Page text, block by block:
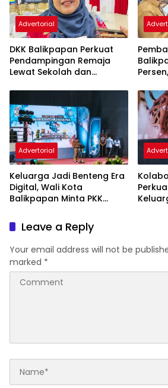
Advertorial
DKK Balikpapan Perkuat
Pendampingan Remaja
Lewat Sekolah dan
Advertorial
Keluarga Jadi Benteng Era
Digital, Wali Kota
Balikpapan Minta PKK
Karakter Generasi Muda
Leave a Reply
Your email address will not be
marked *